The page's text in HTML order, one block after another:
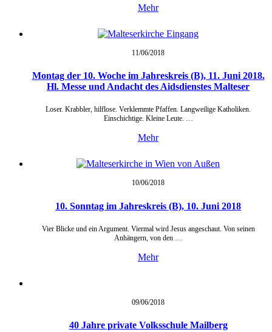
Mehr
11/06/2018
Montag der 10. Woche im Jahreskreis (B), 11. Juni 2018.
Hl. Messe und Andacht des Aidsdienstes Malteser
Loser. Krabbler, hilflose. Verklemmte Pfaffen. Langweilige Katholiken.
Einschichtige. Kleine Leute. …
Mehr
10/06/2018
10. Sonntag im Jahreskreis (B), 10. Juni 2018
Vier Blicke und ein Argument. Viermal wird Jesus angeschaut. Von seinen
Anhängern, von den …
Mehr
09/06/2018
40 Jahre private Volksschule Mailberg